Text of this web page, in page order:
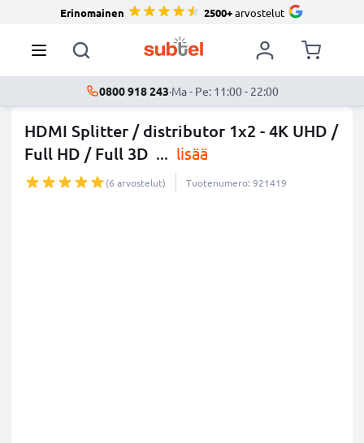
Erinomainen 2500+arvostelut
0800 918 243·Ma - Pe: 11:00 - 22:00
HDMI Splitter / distributor 1x2 - 4K UHD /
Full HD / Full 3D ... lisää
(6 arvostelut) Tuotenumero: 921419